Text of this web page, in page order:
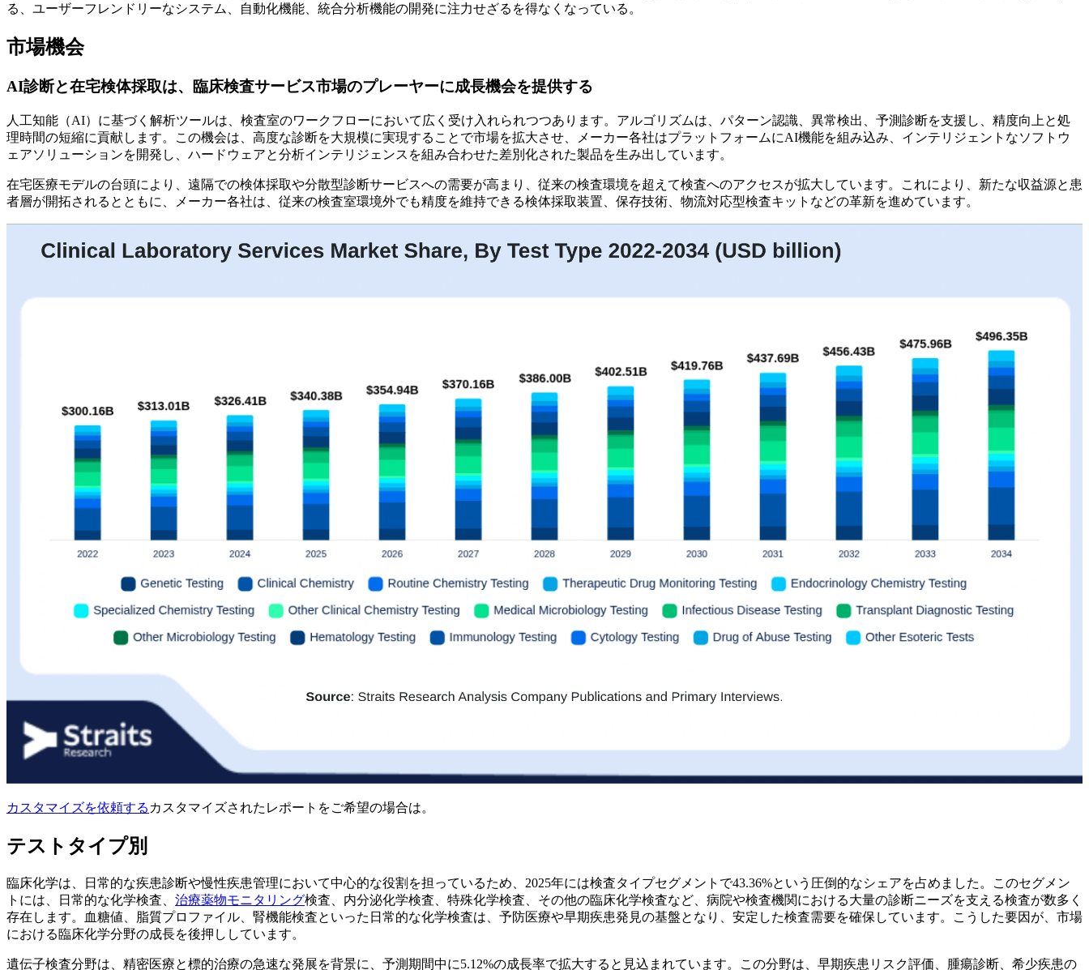
る、ユーザーフレンドリーなシステム、自動化機能、統合分析機能の開発に注力せざるを得なくなっている。
市場機会
AI診断と在宅検体採取は、臨床検査サービス市場のプレーヤーに成長機会を提供する
人工知能（AI）に基づく解析ツールは、検査室のワークフローにおいて広く受け入れられつつあります。アルゴリズムは、パターン認識、異常検出、予測診断を支援し、精度向上と処
理時間の短縮に貢献します。この機会は、高度な診断を大規模に実現することで市場を拡大させ、メーカー各社はプラットフォームにAI機能を組み込み、インテリジェントなソフトウ
ェアソリューションを開発し、ハードウェアと分析インテリジェンスを組み合わせた差別化された製品を生み出しています。
在宅医療モデルの台頭により、遠隔での検体採取や分散型​​診断サービスへの需要が高まり、従来の検査環境を超えて検査へのアクセスが拡大しています。これにより、新たな収益源と患
者層が開拓されるとともに、メーカー各社は、従来の検査室環境外でも精度を維持できる検体採取装置、保存技術、物流対応型検査キットなどの革新を進めています。
カスタマイズを依頼する カスタマイズされたレポートをご希望の場合は。
テストタイプ別
臨床化学は、日常的な疾患診断や慢性疾患管理において中心的な役割を担っているため、2025年には検査タイプセグメントで43.36%という圧倒的なシェアを占めました。このセグメン
トには、日常的な化学検査、 治療薬物モニタリング検査、内分泌化学検査、特殊化学検査、その他の臨床化学検査など、病院や検査機関における大量の診断ニーズを支える検査が数多く
存在します。血糖値、脂質プロファイル、腎機能検査といった日常的な化学検査は、予防医療や早期疾患発見の基盤となり、安定した検査需要を確保しています。こうした要因が、市場
における臨床化学分野の成長を後押ししています。
遺伝子検査分野は、精密医療と標的治療の急速な発展を背景に、予測期間中に5.12%の成長率で拡大すると見込まれています。この分野は、早期疾患リスク評価、腫瘍診断、希少疾患の